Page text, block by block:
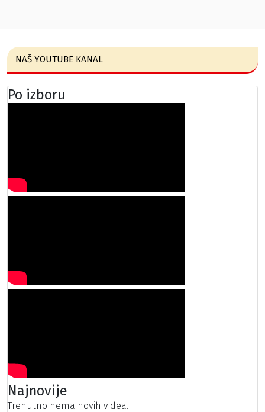
NAŠ YOUTUBE KANAL
Po izboru
Najnovije
Trenutno nema novih videa.